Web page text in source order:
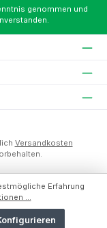
genommen und
Versandkosten
Erfahrung
...